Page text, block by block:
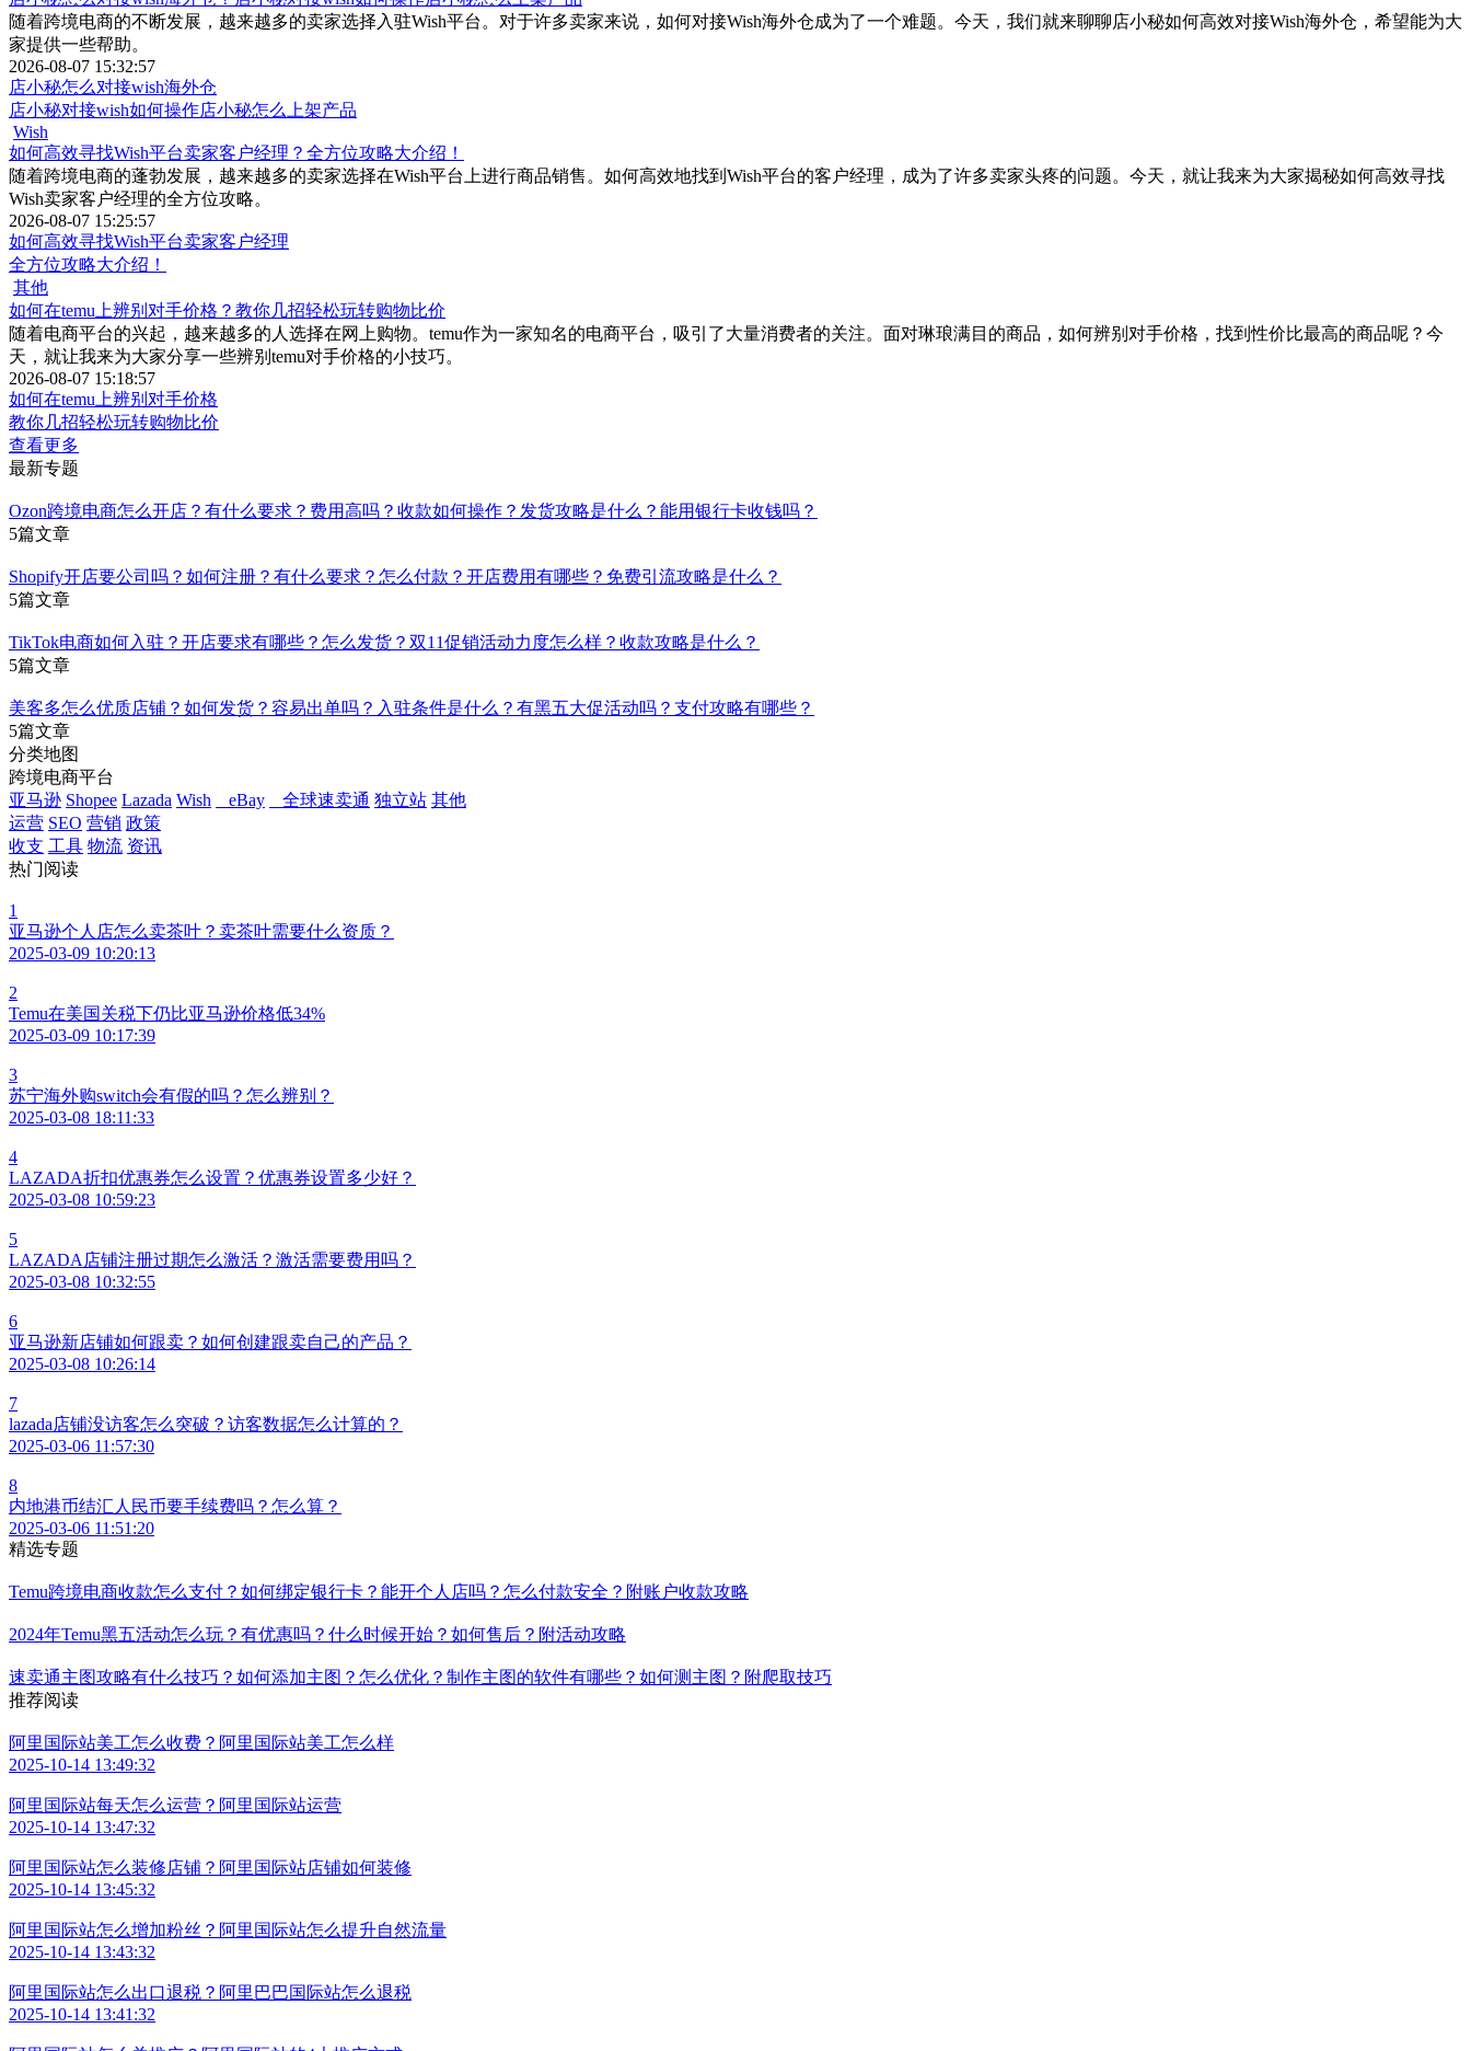
随着跨境电商的不断发展，越来越多的卖家选择入驻Wish平台。对于许多卖家来说，如何对接Wish海外仓成为了一个难题。今天，我们就来聊聊店小秘如何高效对接Wish海外仓，希望能为大
家提供一些帮助。
2026-08-07 15:32:57
店小秘怎么对接wish海外仓
店小秘对接wish如何操作店小秘怎么上架产品
Wish
如何高效寻找Wish平台卖家客户经理？全方位攻略大介绍！
随着跨境电商的蓬勃发展，越来越多的卖家选择在Wish平台上进行商品销售。如何高效地找到Wish平台的客户经理，成为了许多卖家头疼的问题。今天，就让我来为大家揭秘如何高效寻找
Wish卖家客户经理的全方位攻略。
2026-08-07 15:25:57
如何高效寻找Wish平台卖家客户经理
全方位攻略大介绍！
其他
如何在temu上辨别对手价格？教你几招轻松玩转购物比价
随着电商平台的兴起，越来越多的人选择在网上购物。temu作为一家知名的电商平台，吸引了大量消费者的关注。面对琳琅满目的商品，如何辨别对手价格，找到性价比最高的商品呢？今
天，就让我来为大家分享一些辨别temu对手价格的小技巧。
2026-08-07 15:18:57
如何在temu上辨别对手价格
教你几招轻松玩转购物比价
查看更多
最新专题
Ozon跨境电商怎么开店？有什么要求？费用高吗？收款如何操作？发货攻略是什么？能用银行卡收钱吗？
5篇文章
Shopify开店要公司吗？如何注册？有什么要求？怎么付款？开店费用有哪些？免费引流攻略是什么？
5篇文章
TikTok电商如何入驻？开店要求有哪些？怎么发货？双11促销活动力度怎么样？收款攻略是什么？
5篇文章
美客多怎么优质店铺？如何发货？容易出单吗？入驻条件是什么？有黑五大促活动吗？支付攻略有哪些？
5篇文章
分类地图
跨境电商平台
亚马逊 Shopee Lazada Wish eBay 全球速卖通 独立站 其他
运营 SEO 营销 政策
收支 工具 物流 资讯
热门阅读
1
亚马逊个人店怎么卖茶叶？卖茶叶需要什么资质？
2025-03-09 10:20:13
2
Temu在美国关税下仍比亚马逊价格低34%
2025-03-09 10:17:39
3
苏宁海外购switch会有假的吗？怎么辨别？
2025-03-08 18:11:33
4
LAZADA折扣优惠券怎么设置？优惠券设置多少好？
2025-03-08 10:59:23
5
LAZADA店铺注册过期怎么激活？激活需要费用吗？
2025-03-08 10:32:55
6
亚马逊新店铺如何跟卖？如何创建跟卖自己的产品？
2025-03-08 10:26:14
7
lazada店铺没访客怎么突破？访客数据怎么计算的？
2025-03-06 11:57:30
8
内地港币结汇人民币要手续费吗？怎么算？
2025-03-06 11:51:20
精选专题
Temu跨境电商收款怎么支付？如何绑定银行卡？能开个人店吗？怎么付款安全？附账户收款攻略
2024年Temu黑五活动怎么玩？有优惠吗？什么时候开始？如何售后？附活动攻略
速卖通主图攻略有什么技巧？如何添加主图？怎么优化？制作主图的软件有哪些？如何测主图？附爬取技巧
推荐阅读
阿里国际站美工怎么收费？阿里国际站美工怎么样
2025-10-14 13:49:32
阿里国际站每天怎么运营？阿里国际站运营
2025-10-14 13:47:32
阿里国际站怎么装修店铺？阿里国际站店铺如何装修
2025-10-14 13:45:32
阿里国际站怎么增加粉丝？阿里国际站怎么提升自然流量
2025-10-14 13:43:32
阿里国际站怎么出口退税？阿里巴巴国际站怎么退税
2025-10-14 13:41:32